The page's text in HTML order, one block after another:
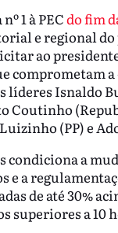
1 à PECdo fim
e regional
ao
a
líderes Isnaldo
Coutinho
(PP) e
condiciona a
e a
de até 30%
superiores a 10